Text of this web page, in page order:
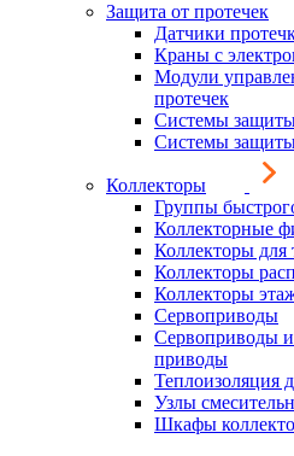
Защита от протечек
Датчики
Краны с
Модули
протечек
Системы
Системы
Коллекторы
Группы
Коллекторные
Коллекторы для
Коллекторы
Коллекторы
Сервоприводы
Сервоприводы и
приводы
Теплоизоляция
Узлы
Шкафы